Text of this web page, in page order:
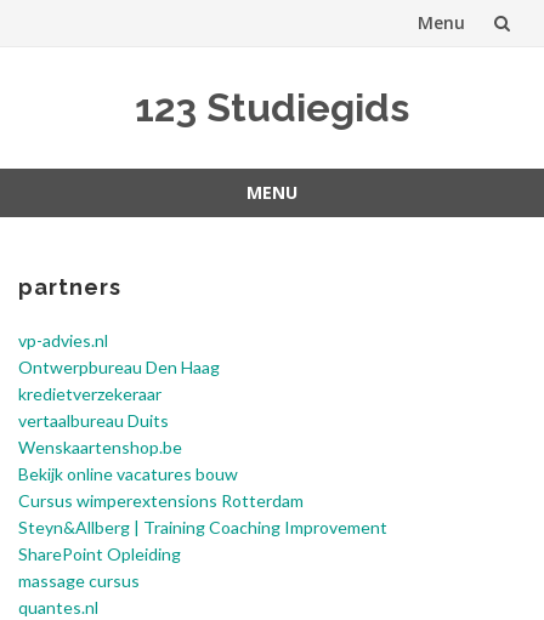
Menu
123 Studiegids
MENU
inhoud
partners
vp-advies.nl
Ontwerpbureau Den Haag
kredietverzekeraar
vertaalbureau Duits
Wenskaartenshop.be
Bekijk online vacatures bouw
Cursus wimperextensions Rotterdam
Steyn&Allberg | Training Coaching Improvement
SharePoint Opleiding
massage cursus
quantes.nl